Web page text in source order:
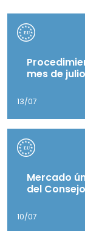
mes de
13/07
Mercado
del
10/07